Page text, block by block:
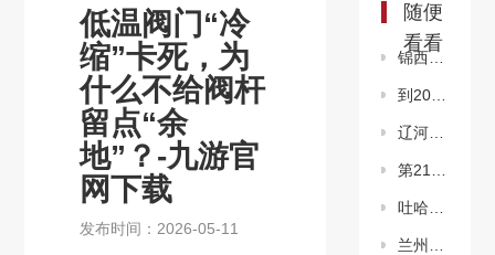
低温阀门“冷
缩”卡死，为
什么不给阀杆
留点“余
地”？-九游官
网下载
发布时间：2026-05-11
随便
看看
锦西石化水伴热改造项目提升能源综合利用效率
到2045年全球石油行业将需要12.1万亿美元投资
辽河油田金海采油厂一体化工艺解决出砂难题
第21届天津工博会2025智能泵阀展
吐哈油田百万千瓦级新能源项目提速攻坚
兰州石化航煤产量创历史新高